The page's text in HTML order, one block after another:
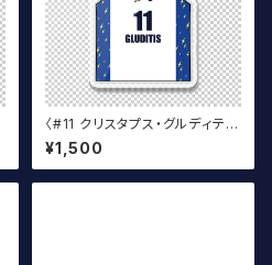
〈#11 クリスタプス・グルディティ
ス選手〉ユニフォームキーホルダ
ー（白）
¥1,500